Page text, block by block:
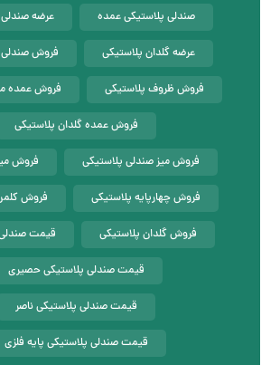
صندلی پلاستیکی عمده عرضه
عرضه گلدان پلاستیکی فروش صندلی
فروش ظروف پلاستیکی فروش عمده
فروش عمده گلدان پلاستیکی
فروش میز صندلی پلاستیکی فروش
فروش چهارپایه پلاستیکی فروش
فروش گلدان پلاستیکی قیمت
قیمت صندلی پلاستیکی حصیری
قیمت صندلی پلاستیکی ناصر
قیمت صندلی پلاستیکی پایه فلزی